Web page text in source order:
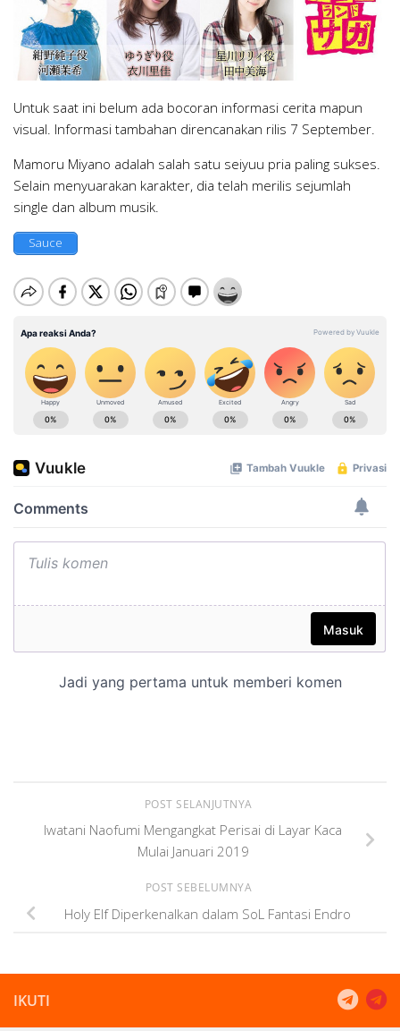
Untuk saat ini belum ada bocoran informasi cerita mapun
visual. Informasi tambahan direncanakan rilis 7 September.
Mamoru Miyano adalah salah satu seiyuu pria paling sukses.
Selain menyuarakan karakter, dia telah merilis sejumlah
single dan album musik.
Sauce
POST SELANJUTNYA
Iwatani Naofumi Mengangkat Perisai di Layar Kaca
Mulai Januari 2019
POST SEBELUMNYA
Holy Elf Diperkenalkan dalam SoL Fantasi Endro
IKUTI